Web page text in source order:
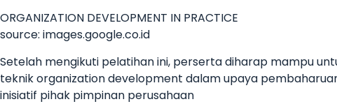
ORGANIZATION DEVELOPMENT IN PRACTICE
source: images.google.co.id
Setelah mengikuti pelatihan ini, perserta diharap mampu
teknik organization development dalam upaya
inisiatif pihak pimpinan perusahaan